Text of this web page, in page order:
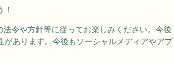
令や方針等に従ってお楽しみください。今後
あります。今後もソーシャルメディアやアプ